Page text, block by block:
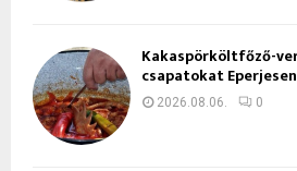
Kakaspörköltfőző-
csapatokat Eperjesen
2026.08.06. 0